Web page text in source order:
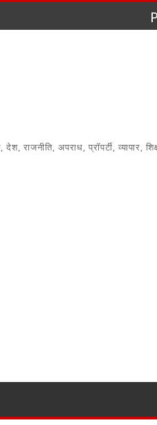
अपराध, प्रॉपर्टी, व्यापार,